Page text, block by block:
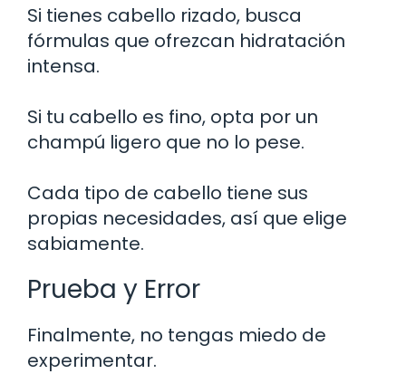
Si tienes cabello rizado, busca
fórmulas que ofrezcan hidratación
intensa.
Si tu cabello es fino, opta por un
champú ligero que no lo pese.
Cada tipo de cabello tiene sus
propias necesidades, así que elige
sabiamente.
Prueba y Error
Finalmente, no tengas miedo de
experimentar.